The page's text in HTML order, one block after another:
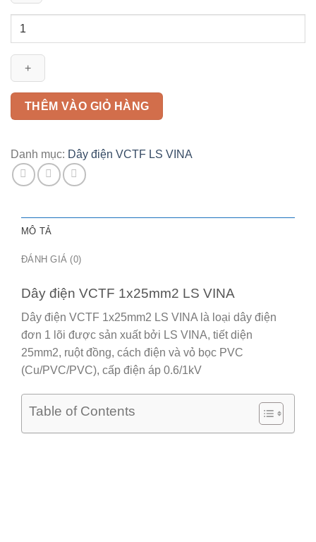
Dây
VCTF
1x25mm2
VINA
số
THÊM VÀO GIỎ HÀNG
Danh mục: Dây điện VCTF LS VINA
MÔ TẢ
ĐÁNH GIÁ (0)
Dây điện VCTF 1x25mm2 LS VINA
Dây điện VCTF 1x25mm2 LS VINA là loại dây điện
đơn 1 lõi được sản xuất bởi LS VINA, tiết diện
25mm2, ruột đồng, cách điện và vỏ bọc PVC
(Cu/PVC/PVC), cấp điện áp 0.6/1kV
Table of Contents